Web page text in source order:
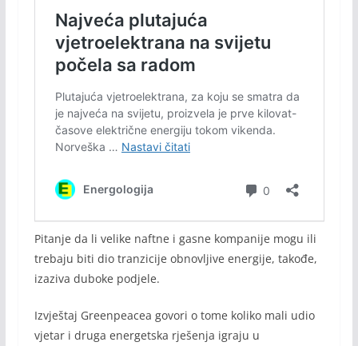
Pitanje da li velike naftne i gasne kompanije mogu ili
trebaju biti dio tranzicije obnovljive energije, takođe,
izaziva duboke podjele.
Izvještaj Greenpeacea govori o tome koliko mali udio
vjetar i druga energetska rješenja igraju u